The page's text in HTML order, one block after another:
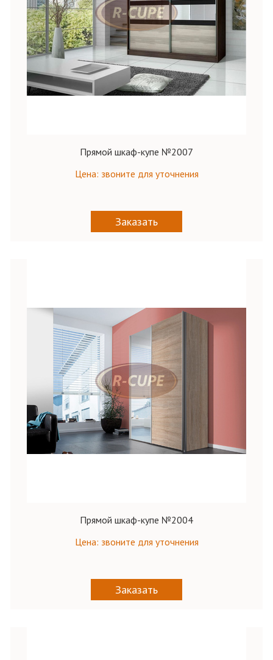
Прямой шкаф-купе №2007
Цена: звоните для уточнения
Заказать
Прямой шкаф-купе №2004
Цена: звоните для уточнения
Заказать